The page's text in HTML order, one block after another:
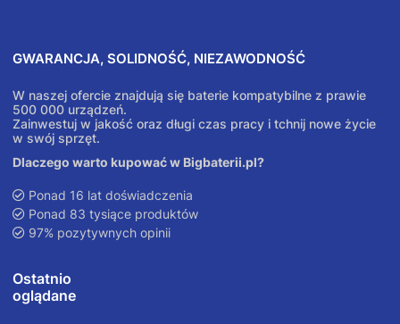
GWARANCJA, SOLIDNOŚĆ, NIEZAWODNOŚĆ
W naszej ofercie znajdują się baterie kompatybilne z prawie
500 000 urządzeń.
Zainwestuj w jakość oraz długi czas pracy i tchnij nowe życie
w swój sprzęt.
Dlaczego warto kupować w Bigbaterii.pl?
Ponad 16 lat doświadczenia
Ponad 83 tysiące produktów
97% pozytywnych opinii
Ostatnio
oglądane